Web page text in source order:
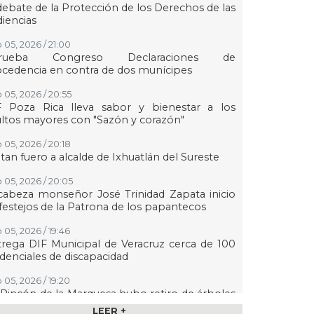
de la Protección de los Derechos de las
05, 2026 / 21:00
Congreso Declaraciones de
en contra de dos munícipes
05, 2026 / 20:55
Poza Rica lleva sabor y bienestar a los
mayores con "Sazón y corazón"
05, 2026 / 20:18
fuero a alcalde de Ixhuatlán del Sureste
05, 2026 / 20:05
monseñor José Trinidad Zapata inicio
de la Patrona de los papantecos
05, 2026 / 19:46
DIF Municipal de Veracruz cerca de 100
de discapacidad
05, 2026 / 19:20
de la Marquesa hubo retiro de árboles
representar riesgos; no es tala ilegal
LEER +